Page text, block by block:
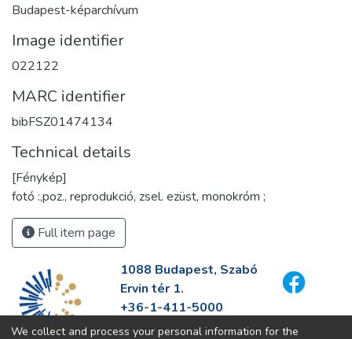
Budapest-képarchívum
Image identifier
022122
MARC identifier
bibFSZ01474134
Technical details
[Fénykép]
fotó :,poz., reprodukció, zsel. ezüst, monokróm ;
Full item page
1088 Budapest, Szabó
Ervin tér 1.
+36-1-411-5000
info@fszek.hu
We collect and process your personal information for the